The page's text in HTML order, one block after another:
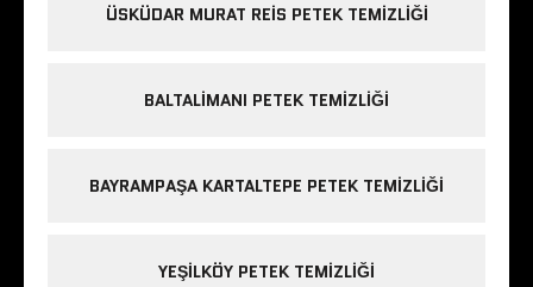
ÜSKÜDAR MURAT REIS PETEK TEMIZLIĞI
BALTALIMANI PETEK TEMIZLIĞI
BAYRAMPAŞA KARTALTEPE PETEK TEMIZLIĞI
YEŞILKÖY PETEK TEMIZLIĞI